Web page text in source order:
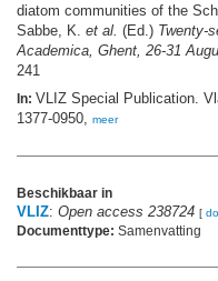
diatom communities of the
Sabbe, K. et al. (Ed.) Twenty-
Academica, Ghent, 26-31
241
In: VLIZ Special Publication.
1377-0950,
meer
Beschikbaar in
VLIZ: Open access 238724 [
Documenttype: Samenvatting